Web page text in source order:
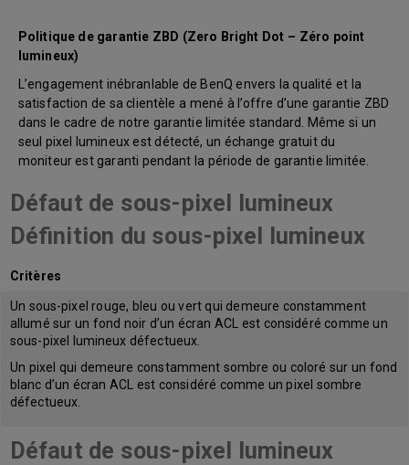
Politique de garantie ZBD (Zero Bright Dot – Zéro point
lumineux)
L’engagement inébranlable de BenQ envers la qualité et la
satisfaction de sa clientèle a mené à l’offre d’une garantie ZBD
dans le cadre de notre garantie limitée standard. Même si un
seul pixel lumineux est détecté, un échange gratuit du
moniteur est garanti pendant la période de garantie limitée.
Défaut de sous-pixel lumineux
Définition du sous-pixel lumineux
Critères
Un sous-pixel rouge, bleu ou vert qui demeure constamment
allumé sur un fond noir d’un écran ACL est considéré comme un
sous-pixel lumineux défectueux.
Un pixel qui demeure constamment sombre ou coloré sur un fond
blanc d’un écran ACL est considéré comme un pixel sombre
défectueux.
Défaut de sous-pixel lumineux